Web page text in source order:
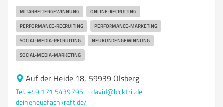
MITARBEITERGEWINNUNG ONLINE-RECRUITING
PERFORMANCE-RECRUITING PERFORMANCE-MARKETING
SOCIAL-MEDIA-RECRUITING NEUKUNDENGEWINNUNG
SOCIAL-MEDIA-MARKETING
Auf der Heide 18, 59939 Olsberg
Tel. +49 171 5439795
david@blcktrii.de
deineneuefachkraft.de/